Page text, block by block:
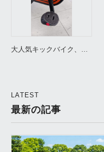
大人気キックバイク、置
LATEST
最新の記事